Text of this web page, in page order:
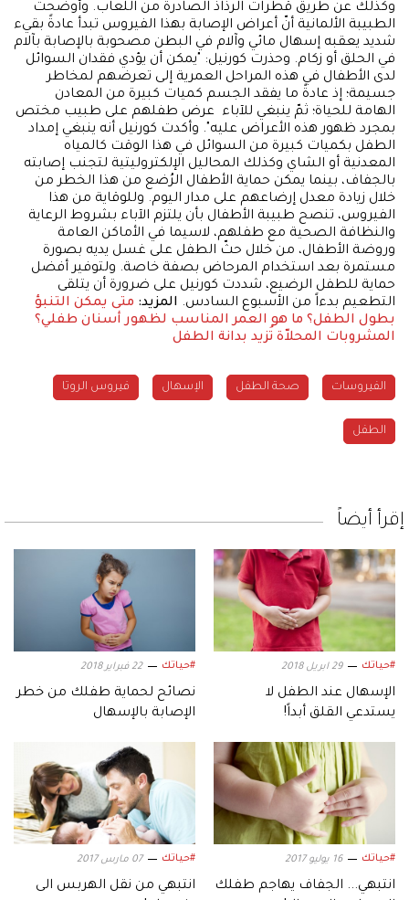
وكذلك عن طريق قطرات الرذاذ الصادرة من اللعاب. وأوضحت
الطبيبة الألمانية أنّ أعراض الإصابة بهذا الفيروس تبدأ عادةً بقيء
شديد يعقبه إسهال مائي وآلام في البطن مصحوبة بالإصابة بآلام
في الحلق أو زكام. وحذرت كورنيل: "يمكن أن يؤدي فقدان السوائل
لدى الأطفال في هذه المراحل العمرية إلى تعرضهم لمخاطر
جسيمة؛ إذ عادةً ما يفقد الجسم كميات كبيرة من المعادن
الهامة للحياة؛ ثمّ ينبغي للآباء عرض طفلهم على طبيب مختص
بمجرد ظهور هذه الأعراض عليه". وأكدت كورنيل أنه ينبغي إمداد
الطفل بكميات كبيرة من السوائل في هذا الوقت كالمياه
المعدنية أو الشاي وكذلك المحاليل الإلكتروليتية لتجنب إصابته
بالجفاف، بينما يمكن حماية الأطفال الرُضع من هذا الخطر من
خلال زيادة معدل إرضاعهم على مدار اليوم. وللوقاية من هذا
الفيروس، تنصح طبيبة الأطفال بأن يلتزم الآباء بشروط الرعاية
والنظافة الصحية مع طفلهم، لاسيما في الأماكن العامة
وروضة الأطفال، من خلال حثّ الطفل على غسل يديه بصورة
مستمرة بعد استخدام المرحاض بصفة خاصة. ولتوفير أفضل
حماية للطفل الرضيع، شددت كورنيل على ضرورة أن يتلقى
التطعيم بدءاً من الأسبوع السادس. المزيد: متى يمكن التنبؤ
بطول الطفل؟ ما هو العمر المناسب لظهور أسنان طفلي؟
المشروبات المحلاّة تُزيد بدانة الطفل
الفيروسات صحة الطفل الإسهال فيروس الروتا
الطفل
إقرأ أيضاً
#حياتك 29 ابريل 2018
الإسهال عند الطفل لا
يستدعي القلق أبداً!
#حياتك 22 فبراير 2018
نصائح لحماية طفلك من خطر
الإصابة بالإسهال
#حياتك 16 يوليو 2017
انتبهي... الجفاف يهاجم طفلك
#حياتك 07 مارس 2017
انتبهي من نقل الهربس الى